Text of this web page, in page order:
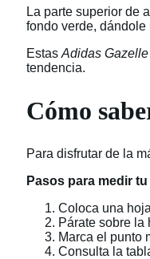
La parte superior de
fondo verde,
EstasAdidas Gazelle
tendencia.
Cómo
Para disfrutar de la
Pasos para medir tu
Coloca una
Párate sobre la
Marca el punto
Consulta la